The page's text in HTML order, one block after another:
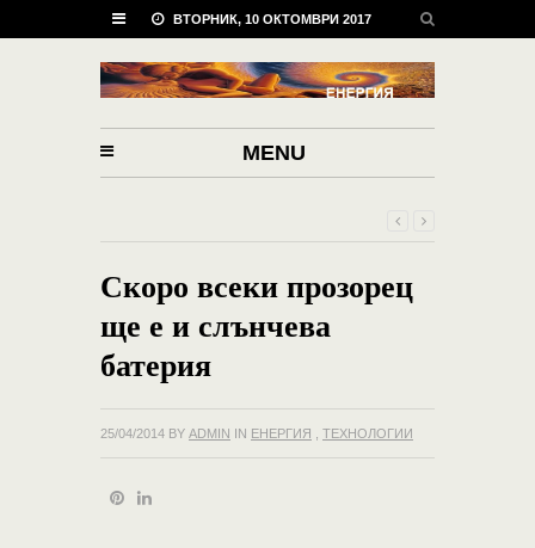
ВТОРНИК, 10 ОКТОМВРИ 2017
MENU
Скоро всеки прозорец
ще е и слънчева
батерия
25/04/2014 BY ADMIN IN ЕНЕРГИЯ ТЕХНОЛОГИИ